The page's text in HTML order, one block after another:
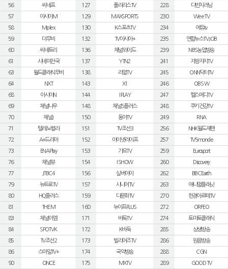
56
씨네프
57
아시아M
58
Mplex
59
더무비
60
씨네트리
61
시네마천국
63
월드클래식무비
64
NXT
68
아시아N
69
채널나우
70
채널J
71
텔레노벨라
72
A+드라마
73
ENA Play
76
채널뷰
77
JTBC4
79
뉴트로TV
80
HQ플러스
81
THE M
83
채널이엠
84
SPOTV K
85
TV조선2
86
스마일TV+
90
ONCE
127
폴라리스TV
129
MAXSPORTS
130
K스포츠TV
132
TV아시아+
136
채널와이드
137
YTN2
138
리얼TV
143
X1
144
I PLAY
148
채널S플러스
150
동아TV
151
TV조선3
152
아이넷라이프
153
가요TV
154
I SHOW
156
실버아이
157
시니어TV
159
다문화TV
160
뉴이프PLUS
171
바둑TV
172
K바둑
173
빌리어즈TV
174
국악방송
175
MXTV
228
다빈치러닝
230
Wee TV
234
에듀tv
235
연합뉴스TV JOB
239
NBS농업방송
241
지방자치TV
245
ONN닥터TV
246
OBS W
247
헬스메디TV
248
쿠키건강TV
249
RNA
256
NHK월드재팬
257
TV5monde
259
Eurosport
260
Discovery
262
BBC Earth
263
애니멀플래닛
270
한경아르떼TV
272
ORFEO
274
토마토클래식
285
상생방송
286
원음방송
288
CGN
289
GOOD TV